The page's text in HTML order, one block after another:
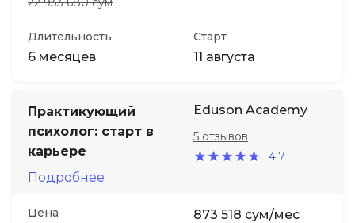
Длительность
6 месяцев
Старт
11 августа
Практикующий
психолог: старт в
карьере
Подробнее
Eduson Academy
4.7
5 отзывов
Цена 873 518 сум/мес